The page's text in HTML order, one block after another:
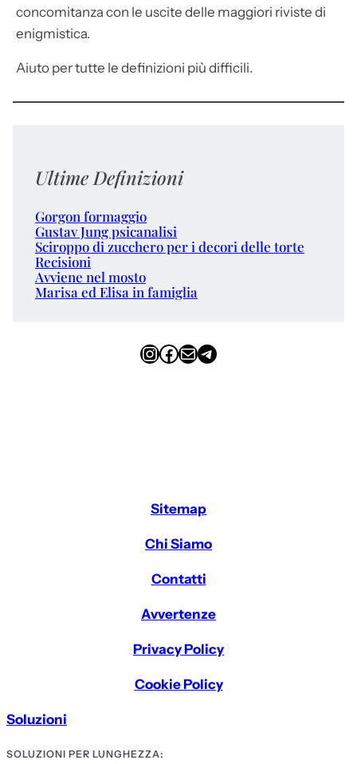
concomitanza con le uscite delle maggiori riviste di
enigmistica.
Aiuto per tutte le definizioni più difficili.
Ultime Definizioni
Gorgon formaggio
Gustav Jung psicanalisi
Sciroppo di zucchero per i decori delle torte
Recisioni
Avviene nel mosto
Marisa ed Elisa in famiglia
InstagramFacebook Email Telegram
Sitemap
Chi Siamo
Contatti
Avvertenze
Privacy Policy
Cookie Policy
Soluzioni
SOLUZIONI PER LUNGHEZZA: